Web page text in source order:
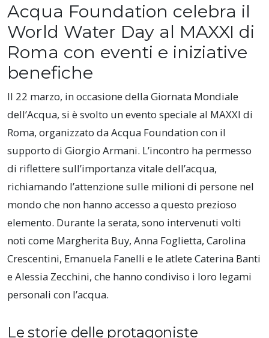
Acqua Foundation celebra il
World Water Day al MAXXI di
Roma con eventi e iniziative
benefiche
Il 22 marzo, in occasione della Giornata Mondiale
dell’Acqua, si è svolto un evento speciale al MAXXI di
Roma, organizzato da Acqua Foundation con il
supporto di Giorgio Armani. L’incontro ha permesso
di riflettere sull’importanza vitale dell’acqua,
richiamando l’attenzione sulle milioni di persone nel
mondo che non hanno accesso a questo prezioso
elemento. Durante la serata, sono intervenuti volti
noti come Margherita Buy, Anna Foglietta, Carolina
Crescentini, Emanuela Fanelli e le atlete Caterina Banti
e Alessia Zecchini, che hanno condiviso i loro legami
personali con l’acqua.
Le storie delle protagoniste